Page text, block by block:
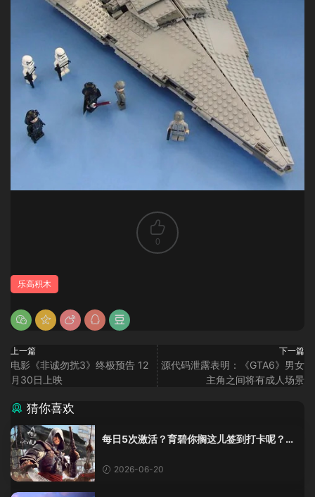
0
乐高积木
上一篇
电影《非诚勿扰3》终极预告 12
月30日上映
下一篇
源代码泄露表明：《GTA6》男女
主角之间将有成人场景
猜你喜欢
每日5次激活？育碧你搁这儿签到打卡呢？
2026-06-20